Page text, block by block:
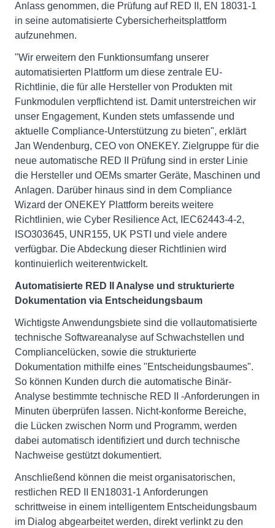
Anlass genommen, die Prüfung auf RED II, EN 18031-1
in seine automatisierte Cybersicherheitsplattform
aufzunehmen.
"Wir erweitern den Funktionsumfang unserer
automatisierten Plattform um diese zentrale EU-
Richtlinie, die für alle Hersteller von Produkten mit
Funkmodulen verpflichtend ist. Damit unterstreichen wir
unser Engagement, Kunden stets umfassende und
aktuelle Compliance-Unterstützung zu bieten", erklärt
Jan Wendenburg, CEO von ONEKEY. Zielgruppe für die
neue automatische RED II Prüfung sind in erster Linie
die Hersteller und OEMs smarter Geräte, Maschinen und
Anlagen. Darüber hinaus sind in dem Compliance
Wizard der ONEKEY Plattform bereits weitere
Richtlinien, wie Cyber Resilience Act, IEC62443-4-2,
ISO303645, UNR155, UK PSTI und viele andere
verfügbar. Die Abdeckung dieser Richtlinien wird
kontinuierlich weiterentwickelt.
Automatisierte RED II Analyse und strukturierte
Dokumentation via Entscheidungsbaum
Wichtigste Anwendungsbiete sind die vollautomatisierte
technische Softwareanalyse auf Schwachstellen und
Compliancelücken, sowie die strukturierte
Dokumentation mithilfe eines "Entscheidungsbaumes".
So können Kunden durch die automatische Binär-
Analyse bestimmte technische RED II -Anforderungen in
Minuten überprüfen lassen. Nicht-konforme Bereiche,
die Lücken zwischen Norm und Programm, werden
dabei automatisch identifiziert und durch technische
Nachweise gestützt dokumentiert.
Anschließend können die meist organisatorischen,
restlichen RED II EN18031-1 Anforderungen
schrittweise in einem intelligentem Entscheidungsbaum
im Dialog abgearbeitet werden, direkt verlinkt zu den